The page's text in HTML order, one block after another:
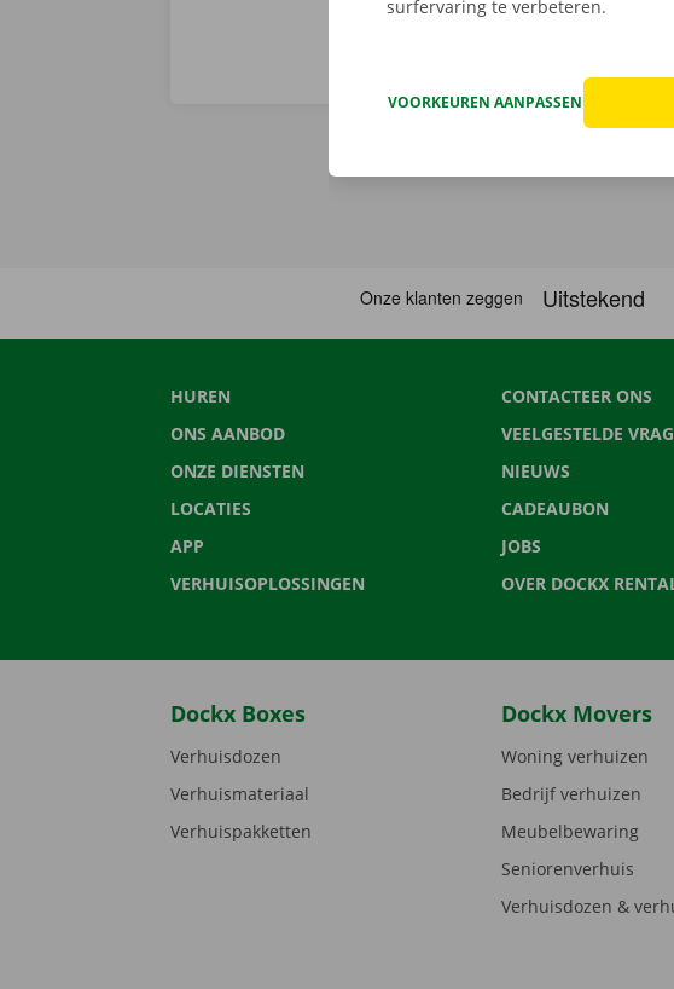
HUREN
ONS AANBOD
ONZE DIENSTEN
LOCATIES
APP
VERHUISOPLOSSINGEN
CONTACTEER ONS
VEELGESTELDE
NIEUWS
CADEAUBON
JOBS
OVER DOCKX
Dockx Boxes
Verhuisdozen
Verhuismateriaal
Verhuispakketten
Dockx Movers
Woning verhuizen
Bedrijf verhuizen
Meubelbewaring
Seniorenverhuis
Verhuisdozen &
surfervaring te verbeteren.
VOORKEUREN AANPASSEN